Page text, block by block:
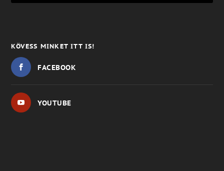
KÖVESS MINKET ITT IS!
FACEBOOK
YOUTUBE